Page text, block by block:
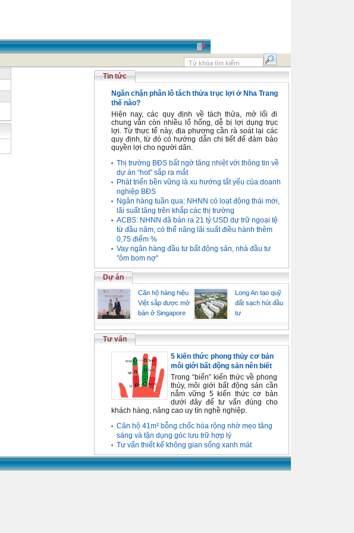
Tin tức
Ngăn chặn phân lô tách thửa trục lợi ở Nha Trang
thế nào?
Hiện nay, các quy định về tách thửa, mở lối đi
chung vẫn còn nhiều lổ hổng, dễ bị lợi dụng trục
lợi. Từ thực tế này, địa phương cần rà soát lại các
quy định, từ đó có hướng dẫn chi tiết để đảm bảo
quyền lợi cho người dân.
Thị trường BĐS bất ngờ tăng nhiệt với thông tin về
dự án “hot” sắp ra mắt
Phát triển bền vững là xu hướng tất yếu của doanh
nghiệp BĐS
Ngân hàng tuần qua: NHNN có loạt động thái mới,
lãi suất tăng trên khắp các thị trường
ACBS: NHNN đã bán ra 21 tỷ USD dự trữ ngoại tệ
từ đầu năm, có thể nâng lãi suất điều hành thêm
0,75 điểm %
Vay ngân hàng đầu tư bất động sản, nhà đầu tư
"ôm bom nợ"
Dự án
Căn hộ hàng hiệu
Việt sắp được mở
bán ở Singapore
Long An tạo quỹ
đất sạch hút đầu
tư
Tư vấn
5 kiến thức phong thủy cơ bản
môi giới bất động sản nên biết
Trong “biển” kiến thức về phong
thủy, môi giới bất động sản cần
nắm vững 5 kiến thức cơ bản
dưới đây để tư vấn đúng cho
khách hàng, nâng cao uy tín nghề nghiệp.
Căn hộ 41m² bỗng chốc hóa rộng nhờ mẹo tăng
sáng và tận dụng góc lưu trữ hợp lý
Tư vấn thiết kế không gian sống xanh mát